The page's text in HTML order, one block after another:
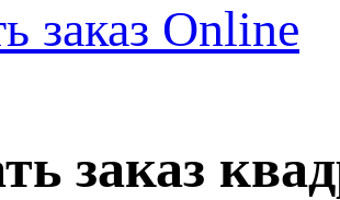
заказ Online
заказ